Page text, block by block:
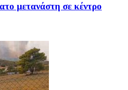
μετανάστη σε κέντρο